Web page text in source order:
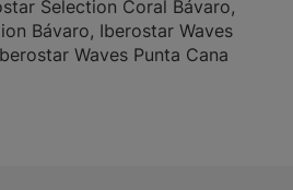
Selection Coral Bávaro,
Bávaro, Iberostar Waves
Waves Punta Cana